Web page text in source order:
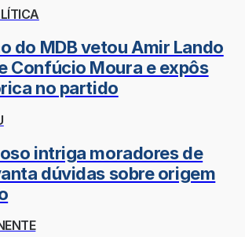
do MDB vetou Amir Lando
Confúcio Moura e expôs
no partido
intriga moradores de
dúvidas sobre origem